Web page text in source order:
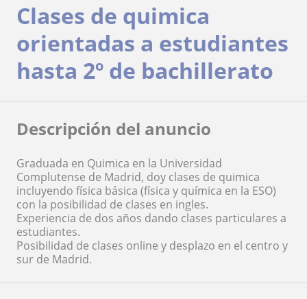
Clases de quimica
orientadas a estudiantes
hasta 2º de bachillerato
Descripción del anuncio
Graduada en Quimica en la Universidad
Complutense de Madrid, doy clases de quimica
incluyendo física básica (física y química en la ESO)
con la posibilidad de clases en ingles.
Experiencia de dos años dando clases particulares a
estudiantes.
Posibilidad de clases online y desplazo en el centro y
sur de Madrid.